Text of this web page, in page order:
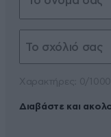
Διαβάστε και